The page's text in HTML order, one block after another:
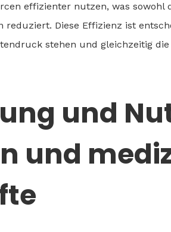
effizienter nutzen, was sowohl
Diese Effizienz ist
stehen und gleichzeitig
und
und